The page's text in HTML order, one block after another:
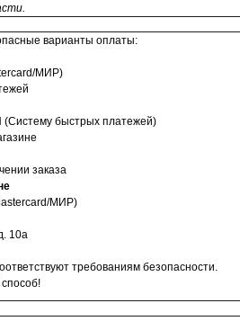
варианты оплаты:
МИР)
быстрых платежей)
заказа
МИР)
10а
требованиям безопасности.